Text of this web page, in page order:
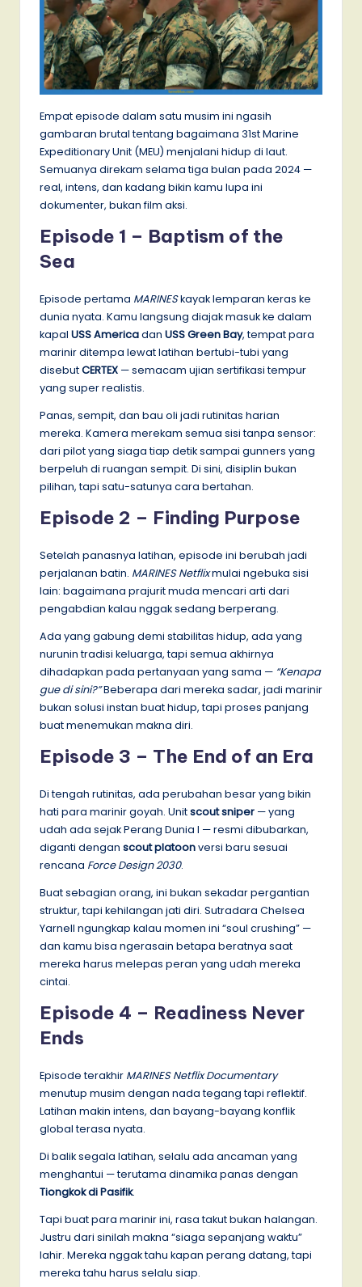
Empat episode dalam satu musim ini ngasih
gambaran brutal tentang bagaimana 31st Marine
Expeditionary Unit (MEU) menjalani hidup di laut.
Semuanya direkam selama tiga bulan pada 2024 —
real, intens, dan kadang bikin kamu lupa ini
dokumenter, bukan film aksi.
Episode 1 – Baptism of the
Sea
Episode pertama MARINESkayak lemparan keras ke
dunia nyata. Kamu langsung diajak masuk ke dalam
kapal USS Americadan USS Green Bay, tempat para
marinir ditempa lewat latihan bertubi-tubi yang
disebutCERTEX — semacam ujian sertifikasi tempur
yang super realistis.
Panas, sempit, dan bau oli jadi rutinitas harian
mereka. Kamera merekam semua sisi tanpa sensor:
dari pilot yang siaga tiap detik sampai gunners yang
berpeluh di ruangan sempit. Di sini, disiplin bukan
pilihan, tapi satu-satunya cara bertahan.
Episode 2 – Finding Purpose
Setelah panasnya latihan, episode ini berubah jadi
perjalanan batin. MARINES Netflixmulai ngebuka sisi
lain: bagaimana prajurit muda mencari arti dari
pengabdian kalau nggak sedang berperang.
Ada yang gabung demi stabilitas hidup, ada yang
nurunin tradisi keluarga, tapi semua akhirnya
dihadapkan pada pertanyaan yang sama — “Kenapa
gue di sini?”Beberapa dari mereka sadar, jadi marinir
bukan solusi instan buat hidup, tapi proses panjang
buat menemukan makna diri.
Episode 3 – The End of an Era
Di tengah rutinitas, ada perubahan besar yang bikin
hati para marinir goyah. Unitscout sniper — yang
udah ada sejak Perang Dunia I — resmi dibubarkan,
diganti dengan scout platoonversi baru sesuai
rencana Force Design 2030.
Buat sebagian orang, ini bukan sekadar pergantian
struktur, tapi kehilangan jati diri. Sutradara Chelsea
Yarnell ngungkap kalau momen ini “soul crushing” —
dan kamu bisa ngerasain betapa beratnya saat
mereka harus melepas peran yang udah mereka
cintai.
Episode 4 – Readiness Never
Ends
Episode terakhir MARINES Netflix Documentary
menutup musim dengan nada tegang tapi reflektif.
Latihan makin intens, dan bayang-bayang konflik
global terasa nyata.
Di balik segala latihan, selalu ada ancaman yang
menghantui — terutama dinamika panas dengan
Tiongkok di Pasifik.
Tapi buat para marinir ini, rasa takut bukan halangan.
Justru dari sinilah makna “siaga sepanjang waktu”
lahir. Mereka nggak tahu kapan perang datang, tapi
mereka tahu harus selalu siap.